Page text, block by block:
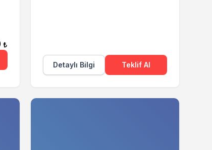
₺
Detaylı Bilgi Teklif Al